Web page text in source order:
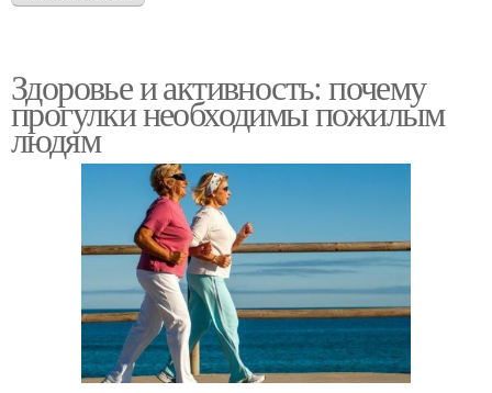
Здоровье и активность: почему
прогулки необходимы пожилым
людям